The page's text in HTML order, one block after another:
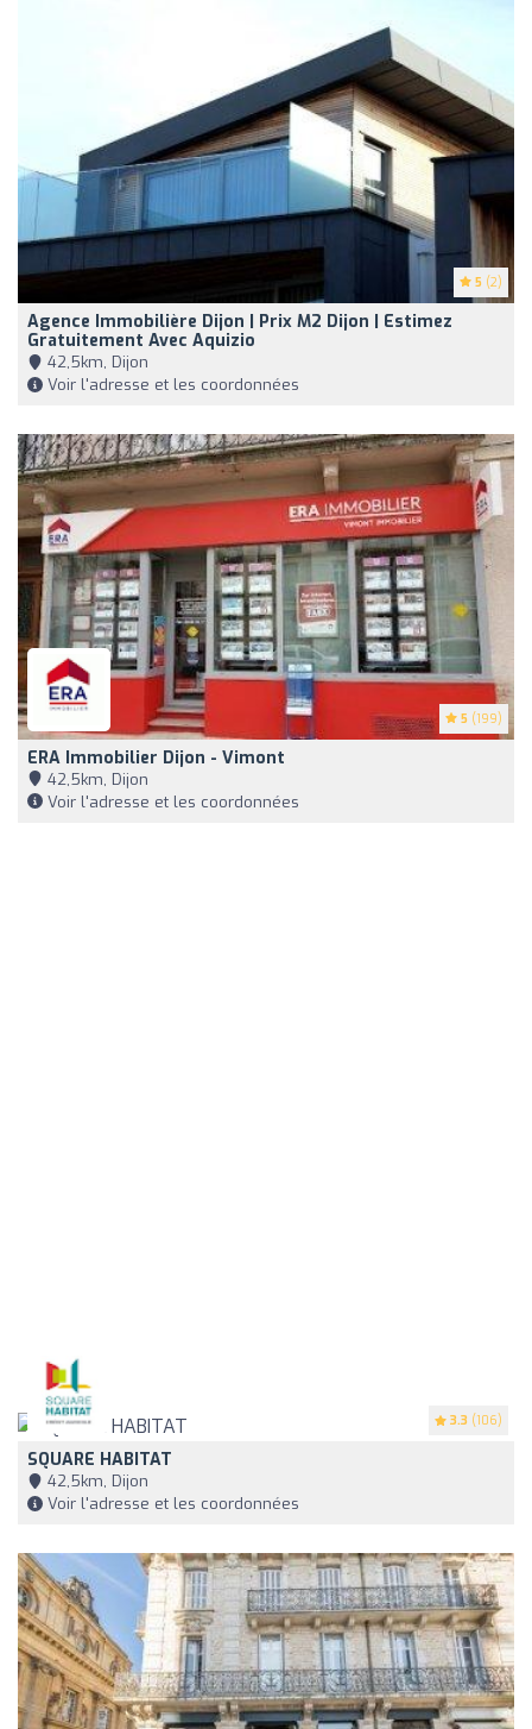
5 (2)
Agence Immobilière Dijon | Prix M2 Dijon | Estimez
Gratuitement Avec Aquizio
42,5km, Dijon
Voir l'adresse et les coordonnées
5 (199)
ERA Immobilier Dijon - Vimont
42,5km, Dijon
Voir l'adresse et les coordonnées
3.3 (106)
SQUARE HABITAT
42,5km, Dijon
Voir l'adresse et les coordonnées